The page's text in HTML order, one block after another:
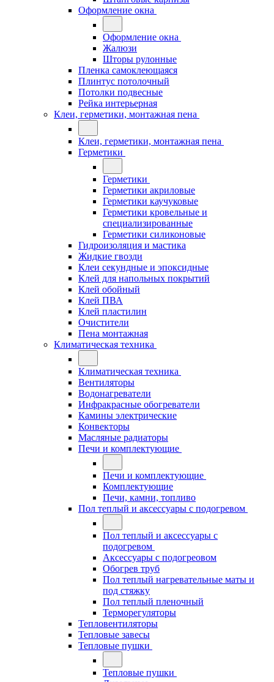
Оформление окна
Оформление окна
Жалюзи
Шторы рулонные
Пленка самоклеющаяся
Плинтус потолочный
Потолки подвесные
Рейка интерьерная
Клеи, герметики, монтажная пена
Клеи, герметики, монтажная пена
Герметики
Герметики
Герметики акриловые
Герметики каучуковые
Герметики кровельные и
специализированные
Герметики силиконовые
Гидроизоляция и мастика
Жидкие гвозди
Клеи секундные и эпоксидные
Клей для напольных покрытий
Клей обойный
Клей ПВА
Клей пластилин
Очистители
Пена монтажная
Климатическая техника
Климатическая техника
Вентиляторы
Водонагреватели
Инфракрасные обогреватели
Камины электрические
Конвекторы
Масляные радиаторы
Печи и комплектующие
Печи и комплектующие
Комплектующие
Печи, камни, топливо
Пол теплый и аксессуары с подогревом
Пол теплый и аксессуары с
подогревом
Аксессуары с подогреовом
Обогрев труб
Пол теплый нагревательные маты и
под стяжку
Пол теплый пленочный
Терморегуляторы
Тепловентиляторы
Тепловые завесы
Тепловые пушки
Тепловые пушки